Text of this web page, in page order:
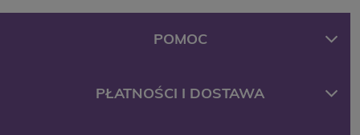
POMOC
PŁATNOŚCI I DOSTAWA